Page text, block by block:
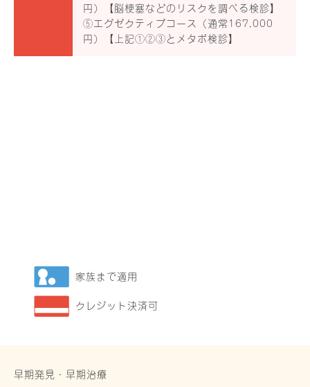
家族まで適用
クレジット決済可
円）【脳梗塞などのリスクを調べる検診】
⑤エグゼクティブコース（通常167,000
円）【上記①②③とメタボ検診】
早期発見・早期治療